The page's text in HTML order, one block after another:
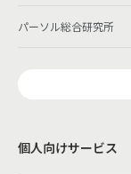
パーソル総合研究所
個人向けサービス